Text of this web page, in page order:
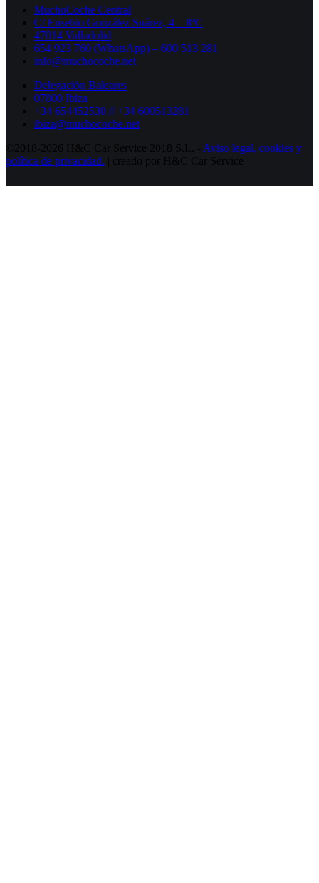
MuchoCoche Central
C/ Eusebio González Suárez, 4 – 8ºC
47014 Valladolid
654 923 760 (WhatsApp) – 600 513 281
info@muchocoche.net
Delegación Baleares
07800 Ibiza
+34 654452530 // +34 600513281
ibiza@muchocoche.net
©2018-2026 H&C Car Service 2018 S.L. - Aviso legal, cookies y
política de privacidad. | creado por H&C Car Service